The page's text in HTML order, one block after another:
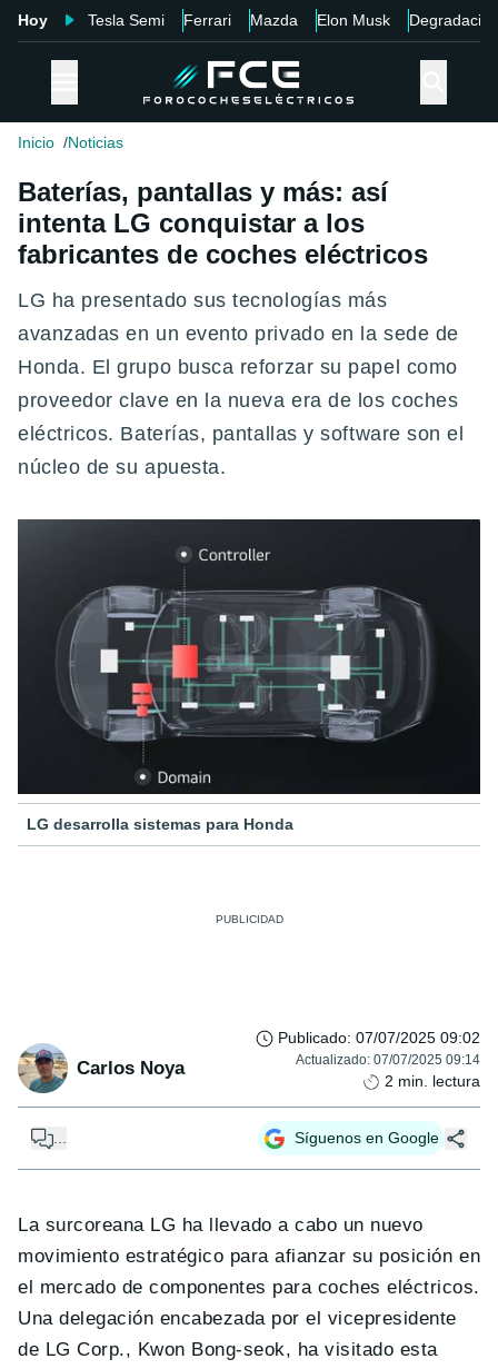
Hoy Tesla Semi Ferrari Mazda Elon Musk Degradación
Inicio Noticias
Baterías, pantallas y más: así
intenta LG conquistar a los
fabricantes de coches eléctricos
LG ha presentado sus tecnologías más
avanzadas en un evento privado en la sede de
Honda. El grupo busca reforzar su papel como
proveedor clave en la nueva era de los coches
eléctricos. Baterías, pantallas y software son el
núcleo de su apuesta.
LG desarrolla sistemas para Honda
Carlos Noya
Publicado: 07/07/2025 09:02
Actualizado: 07/07/2025 09:14
2 min. lectura
Síguenos en Google
La surcoreana LG ha llevado a cabo un nuevo
movimiento estratégico para afianzar su posición en
el mercado de componentes para coches eléctricos.
Una delegación encabezada por el vicepresidente
de LG Corp., Kwon Bong-seok, ha visitado esta